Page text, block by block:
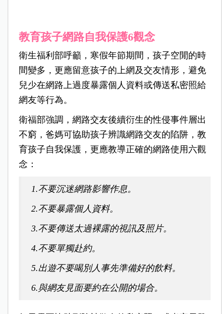
教育孩子網路自我保護6觀念
衛生福利部呼籲，寒假年節期間，孩子空閒的時
間變多，更應留意孩子的上網及交友情形，避免
兒少在網路上過度暴露個人資料或傳送私密照給
網友等行為。
衛福部強調，網路交友後續衍生的性侵事件層出
不窮，爸媽可協助孩子辨識網路交友的陷阱，教
育孩子自我保護，更應教導正確的網路使用六觀
念：
1.不要沉迷網路影響作息。
2.不要暴露個人資料。
3.不要傳送太過裸露的視訊及照片。
4.不要單獨赴約。
5.出遊不要喝別人事先準備好的飲料。
6.與網友見面要約在公開的場合。